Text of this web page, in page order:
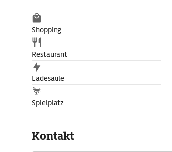
Shopping
Restaurant
Ladesäule
Spielplatz
Kontakt